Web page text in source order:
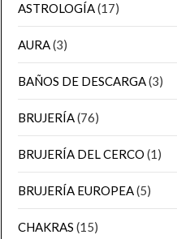
ASTROLOGÍA(17)
AURA(3)
BAÑOS DE DESCARGA(3)
BRUJERÍA(76)
BRUJERÍA DEL CERCO (1)
BRUJERÍA EUROPEA(5)
CHAKRAS (15)